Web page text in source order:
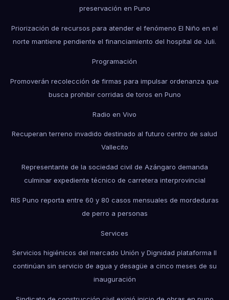
preservación en Puno
Priorización de recursos para atender el fenómeno El Niño en el
norte mantiene pendiente el financiamiento del hospital de Juli.
Programación
Promoverán recolección de firmas para impulsar ordenanza que
busca prohibir corridas de toros en Puno
Radio en Vivo
Recuperan terreno invadido destinado al futuro centro de salud
Vallecito
Representante de la sociedad civil de Azángaro demanda
culminar expediente técnico de carretera interprovincial
RIS Puno reporta entre 60 y 80 casos mensuales de mordeduras
de perro a personas
Services
Servicios higiénicos del mercado Unión y Dignidad plataforma II
continúan sin servicio de agua y desagüe a cinco meses de su
inauguración